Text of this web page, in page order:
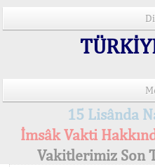
15 Lisânda
İmsâk Vakti
Vakitlerimiz Son